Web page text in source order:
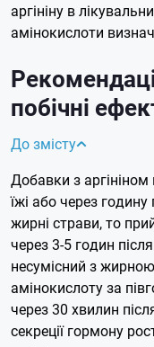
аргініну в
амінокислоти
побічні
До змісту
Добавки з
їжі або через годину
жирні страви, то
через 3-5 годин
несумісний з
амінокислоту за
через 30 хвилин
секреції гормону